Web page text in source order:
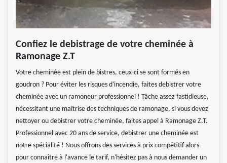
Confiez le debistrage de votre cheminée à
Ramonage Z.T
Votre cheminée est plein de bistres, ceux-ci se sont formés en
goudron ? Pour éviter les risques d'incendie, faites debistrer votre
cheminée avec un ramoneur professionnel ! Tâche assez fastidieuse,
nécessitant une maîtrise des techniques de ramonage, si vous devez
nettoyer ou debistrer votre cheminée, faites appel à Ramonage Z.T.
Professionnel avec 20 ans de service, debistrer une cheminée est
notre spécialité ! Nous offrons des services à prix compétitif alors
pour connaître à l'avance le tarif, n'hésitez pas à nous demander un